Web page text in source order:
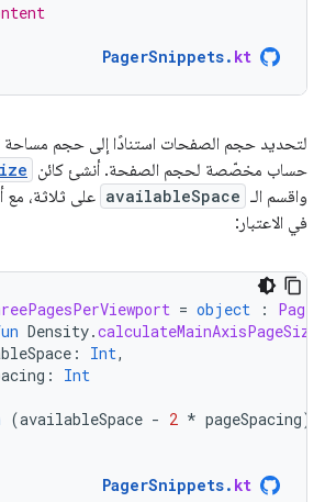
PagerSnippets. kt
لتحديد حجم الصفحات استنادًا إلى حجم مساحة
حساب مخصّصة لحجم الصفحة. أنشئ كائن
واقسم الـ availableSpace على ثلاثة، مع
في الاعتبار:
= object :
Density.calculateMainAxisPageSize
: Int,
:
Int
(availableSpace - 2 * pageSpacing)
PagerSnippets. kt